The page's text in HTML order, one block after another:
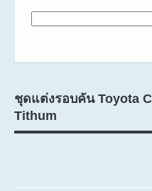
ชุดแต่งรอบคัน Toyota
Tithum